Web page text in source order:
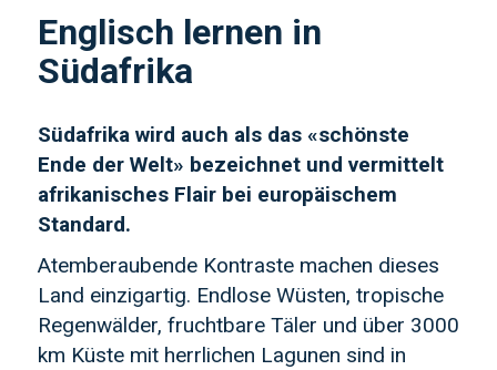
Englisch lernen in
Südafrika
Südafrika wird auch als das «schönste
Ende der Welt» bezeichnet und vermittelt
afrikanisches Flair bei europäischem
Standard.
Atemberaubende Kontraste machen dieses
Land einzigartig. Endlose Wüsten, tropische
Regenwälder, fruchtbare Täler und über 3000
km Küste mit herrlichen Lagunen sind in